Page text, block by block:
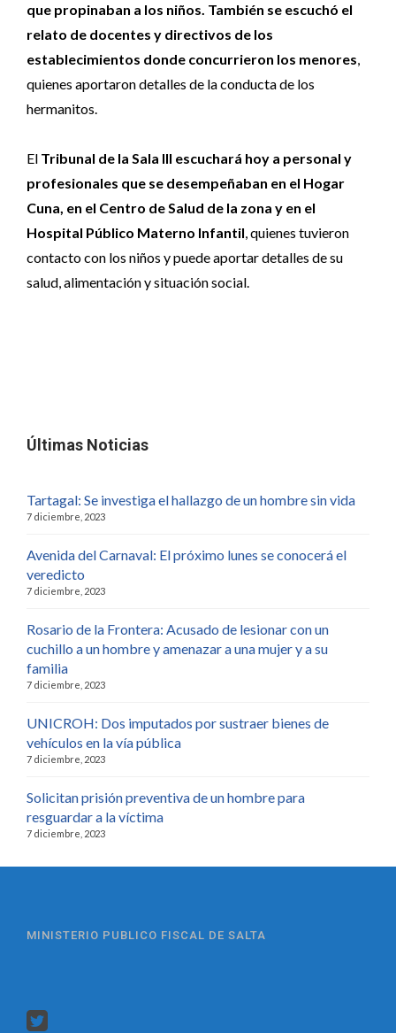
que propinaban a los niños. También se escuchó el
relato de docentes y directivos de los
establecimientos donde concurrieron los menores,
quienes aportaron detalles de la conducta de los
hermanitos.
El Tribunal de la Sala III escuchará hoy a personal y
profesionales que se desempeñaban en el Hogar
Cuna, en el Centro de Salud de la zona y en el
Hospital Público Materno Infantil, quienes tuvieron
contacto con los niños y puede aportar detalles de su
salud, alimentación y situación social.
Últimas Noticias
Tartagal: Se investiga el hallazgo de un hombre sin vida
7 diciembre, 2023
Avenida del Carnaval: El próximo lunes se conocerá el
veredicto
7 diciembre, 2023
Rosario de la Frontera: Acusado de lesionar con un
cuchillo a un hombre y amenazar a una mujer y a su
familia
7 diciembre, 2023
UNICROH: Dos imputados por sustraer bienes de
vehículos en la vía pública
7 diciembre, 2023
Solicitan prisión preventiva de un hombre para
resguardar a la víctima
7 diciembre, 2023
MINISTERIO PUBLICO FISCAL DE SALTA